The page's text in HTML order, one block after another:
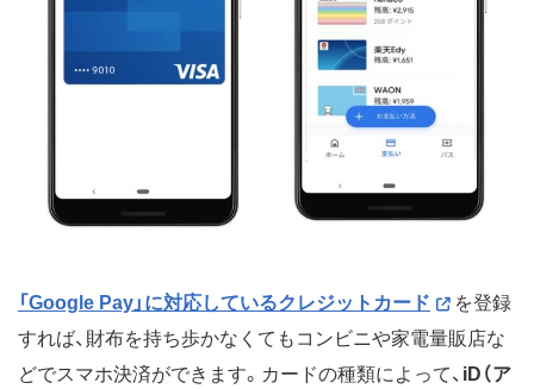
「Google Pay」に対応しているクレジットカード
を登録
すれば、財布を持ち歩かなくてもコンビニや家電量販店な
どでスマホ決済ができます。カードの種類によって、 iD（ア